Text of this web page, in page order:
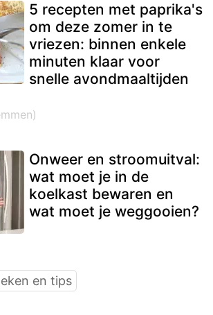
5 recepten met paprika's
om deze zomer in te
vriezen: binnen enkele
minuten klaar voor
snelle avondmaaltijden
Onweer en stroomuitval:
wat moet je in de
koelkast bewaren en
wat moet je weggooien?
en tips